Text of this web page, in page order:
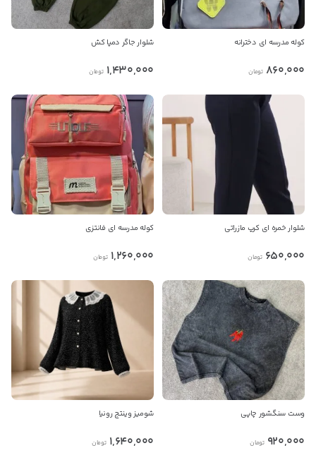
کوله مدرسه ای دخترانه
860,000 تومان
شلوار جاگر دمپا کش
1,430,000 تومان
شلوار خمره ای کرپ مازراتی
650,000 تومان
کوله مدرسه ای فانتزی
1,260,000 تومان
وست سنگشور چاپی
920,000 تومان
شومیز وینتج رونیا
1,640,000 تومان
بدیهی است عمدباکس هیچ نوع مسئولیتی در قبال نداشته و
صحت موارد ذکر شده بر عهده فرد آگهی دهنده می باشد.